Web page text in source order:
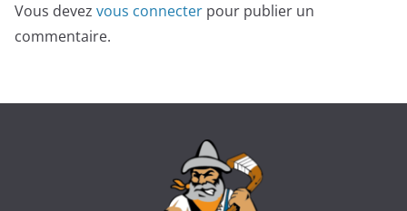
Vous devez vous connecter pour publier un
commentaire.